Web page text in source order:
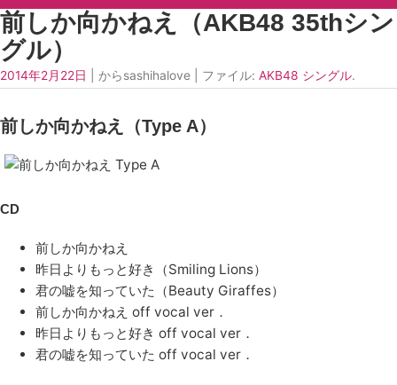
前しか向かねえ（AKB48 35thシン
グル）
2014年2月22日 | からsashihalove | ファイル: AKB48 シングル.
前しか向かねえ（Type A）
CD
前しか向かねえ
昨日よりもっと好き（Smiling Lions）
君の嘘を知っていた（Beauty Giraffes）
前しか向かねえ off vocal ver．
昨日よりもっと好き off vocal ver．
君の嘘を知っていた off vocal ver．